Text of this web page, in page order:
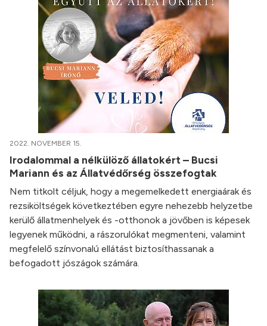
2022. NOVEMBER 15.
Irodalommal a nélkülöző állatokért – Bucsi
Mariann és az Állatvédőrség összefogtak
Nem titkolt céljuk, hogy a megemelkedett energiaárak és
rezsiköltségek következtében egyre nehezebb helyzetbe
kerülő állatmenhelyek és -otthonok a jövőben is képesek
legyenek működni, a rászorulókat megmenteni, valamint
megfelelő színvonalú ellátást biztosíthassanak a
befogadott jószágok számára.